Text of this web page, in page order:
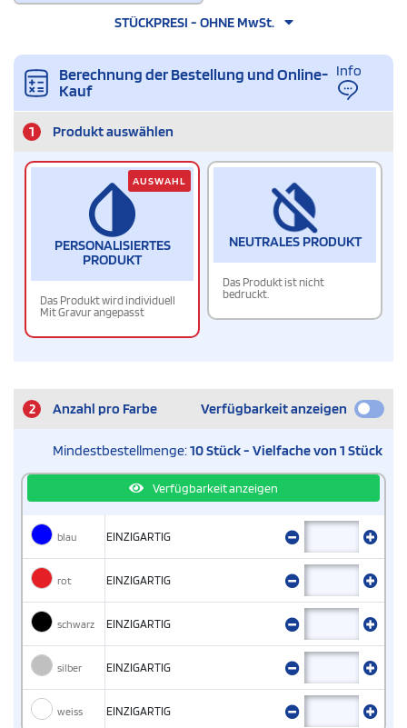
STÜCKPRESI - OHNE MwSt.
Berechnung der Bestellung und Online-
Kauf
Info
1 Produkt auswählen
PERSONALISIERTES
PRODUKT
Das Produkt wird individuell
Mit Gravur angepasst
AUSWAHL
NEUTRALES PRODUKT
Das Produkt ist nicht
bedruckt.
2 Anzahl pro Farbe Verfügbarkeit anzeigen
Mindestbestellmenge:10 Stück - Vielfache von 1 Stück
Verfügbarkeit anzeigen
blau EINZIGARTIG
rot EINZIGARTIG
schwarz EINZIGARTIG
silber EINZIGARTIG
weiss EINZIGARTIG